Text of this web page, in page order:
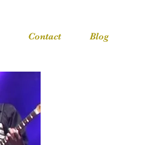
Contact Blog